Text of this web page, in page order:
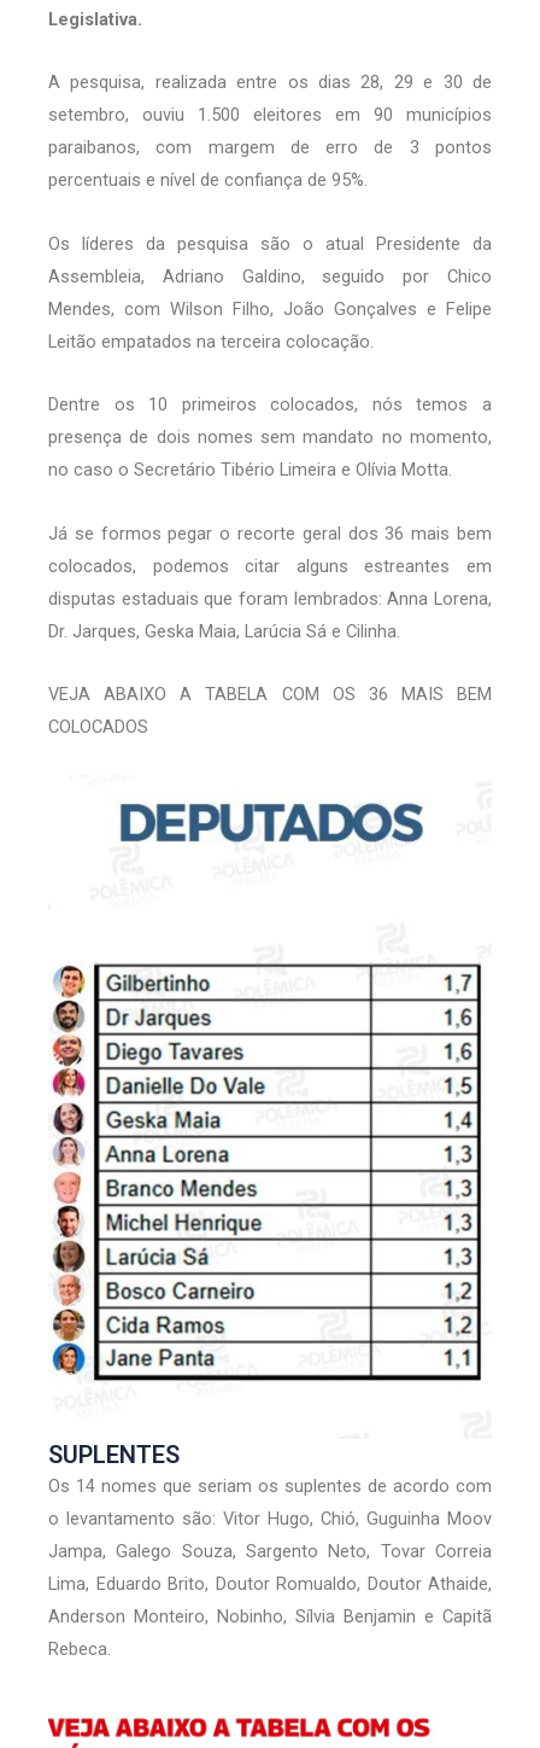
Legislativa.
A pesquisa, realizada entre os dias 28, 29 e 30 de
setembro, ouviu 1.500 eleitores em 90 municípios
paraibanos, com margem de erro de 3 pontos
percentuais e nível de confiança de 95%.
Os líderes da pesquisa são o atual Presidente da
Assembleia, Adriano Galdino, seguido por Chico
Mendes, com Wilson Filho, João Gonçalves e Felipe
Leitão empatados na terceira colocação.
Dentre os 10 primeiros colocados, nós temos a
presença de dois nomes sem mandato no momento,
no caso o Secretário Tibério Limeira e Olívia Motta.
Já se formos pegar o recorte geral dos 36 mais bem
colocados, podemos citar alguns estreantes em
disputas estaduais que foram lembrados: Anna Lorena,
Dr. Jarques, Geska Maia, Larúcia Sá e Cilinha.
VEJA ABAIXO A TABELA COM OS 36 MAIS BEM
COLOCADOS
SUPLENTES
Os 14 nomes que seriam os suplentes de acordo com
o levantamento são: Vitor Hugo, Chió, Guguinha Moov
Jampa, Galego Souza, Sargento Neto, Tovar Correia
Lima, Eduardo Brito, Doutor Romualdo, Doutor Athaide,
Anderson Monteiro, Nobinho, Sílvia Benjamin e Capitã
Rebeca.